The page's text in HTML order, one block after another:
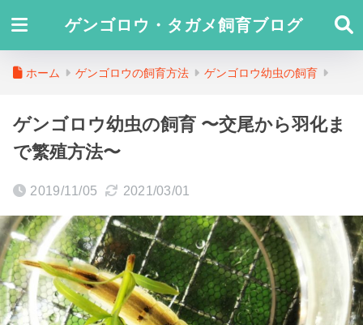
ゲンゴロウ・タガメ飼育ブログ
ホーム ゲンゴロウの飼育方法 ゲンゴロウ幼虫の飼育
ゲンゴロウ幼虫の飼育 〜交尾から羽化ま
で繁殖方法〜
2019/11/05 2021/03/01